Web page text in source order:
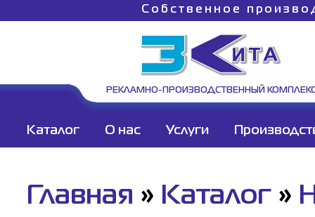
Собственное
РЕКЛАМНО-ПРОИЗВОДСТВЕННЫЙ
Каталог О нас Услуги
Главная » Каталог »